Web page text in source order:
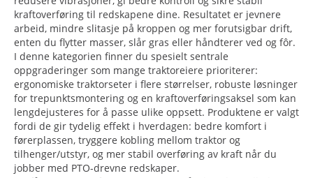
kraftoverføring til redskapene dine. Resultatet er jevnere
arbeid, mindre slitasje på kroppen og mer forutsigbar drift,
enten du flytter masser, slår gras eller håndterer ved og fôr.
I denne kategorien finner du spesielt sentrale
oppgraderinger som mange traktoreiere prioriterer:
ergonomiske traktorseter i flere størrelser, robuste løsninger
for trepunktsmontering og en kraftoverføringsaksel som kan
lengdejusteres for å passe ulike oppsett. Produktene er valgt
fordi de gir tydelig effekt i hverdagen: bedre komfort i
førerplassen, tryggere kobling mellom traktor og
tilhenger/utstyr, og mer stabil overføring av kraft når du
jobber med PTO-drevne redskaper.